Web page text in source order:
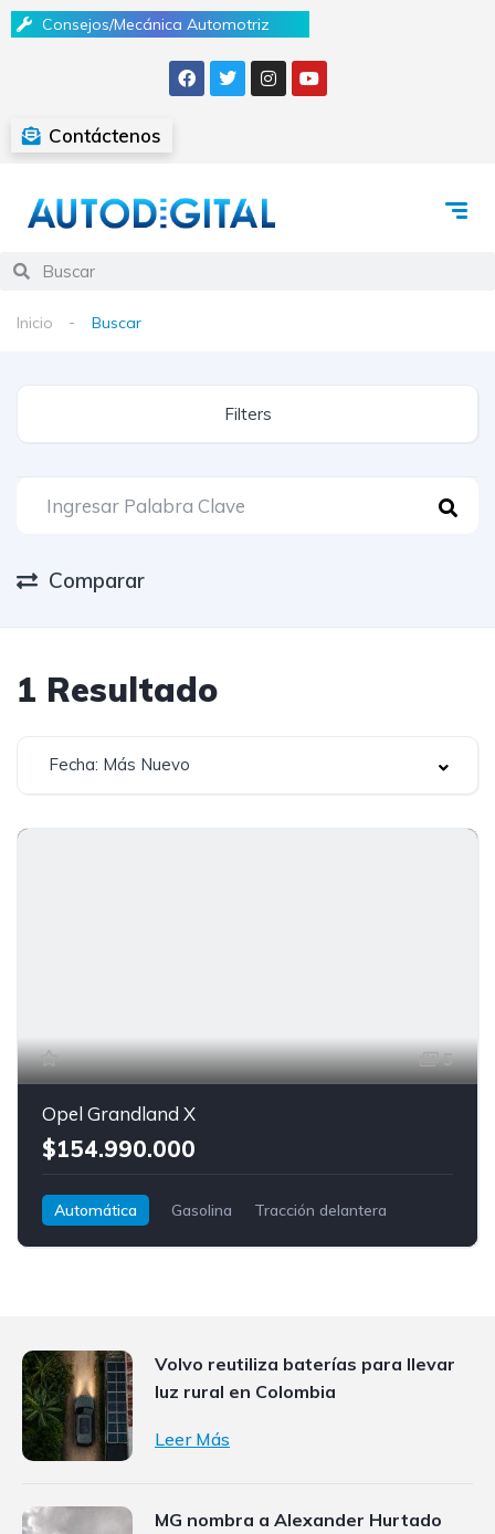
Consejos/Mecánica Automotriz
Contáctenos
Inicio Buscar
Filters
Comparar
1 Resultado
Fecha: Más Nuevo
5
Opel Grandland X
$154.990.000
Automática Gasolina
Tracción delantera
Volvo reutiliza baterías para llevar
luz rural en Colombia
Leer Más
MG nombra a Alexander Hurtado